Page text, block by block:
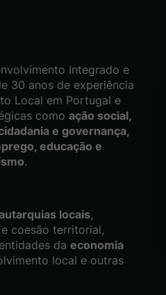
Integrado e
30 anos de experiência
Local em Portugal e
como ação social,
e governança,
educação e
.
locais,
coesão territorial,
da economia
local e outras